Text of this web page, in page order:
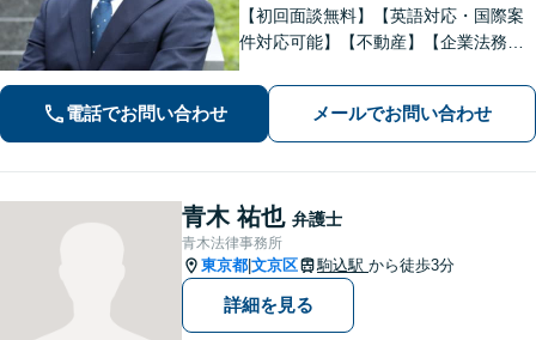
【初回面談無料】【英語対応・国際案
件対応可能】【不動産】【企業法務】
用】仕事内容に応じて料金相談可。ま
ずはお気軽にご相談下さい。【セミナ
ー・論文掲載経験あり】【留学経験あ
り】
電話でお問い合わせ メールでお問い合わせ
青木 祐也 弁護士
青木法律事務所
東京都 文京区 駒込駅 から徒歩3分
詳細を見る